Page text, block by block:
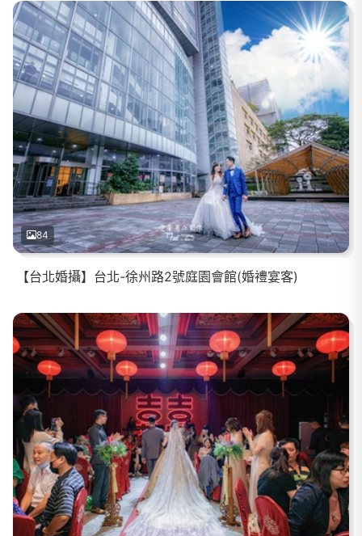
84
【台北婚攝】台北-徐州路2號庭園會館(婚禮宴客)